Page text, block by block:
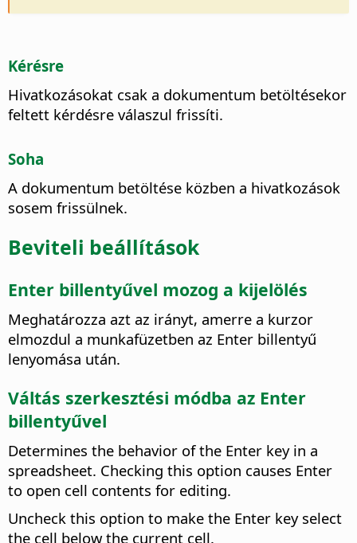
Kérésre
Hivatkozásokat csak a dokumentum betöltésekor
feltett kérdésre válaszul frissíti.
Soha
A dokumentum betöltése közben a hivatkozások
sosem frissülnek.
Beviteli beállítások
Enter billentyűvel mozog a kijelölés
Meghatározza azt az irányt, amerre a kurzor
elmozdul a munkafüzetben az Enter billentyű
lenyomása után.
Váltás szerkesztési módba az Enter
billentyűvel
Determines the behavior of the Enter key in a
spreadsheet. Checking this option causes Enter
to open cell contents for editing.
Uncheck this option to make the Enter key select
the cell below the current cell.